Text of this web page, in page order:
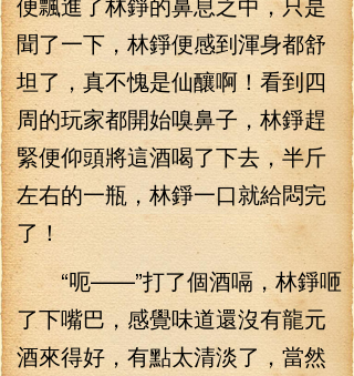
聞了一下，林錚便感到渾身都舒
坦了，真不愧是仙釀啊！看到四
周的玩家都開始嗅鼻子，林錚趕
緊便仰頭將這酒喝了下去，半斤
左右的一瓶，林錚一口就給悶完
了！
“呃——”打了個酒嗝，林錚咂
了下嘴巴，感覺味道還沒有龍元
酒來得好，有點太清淡了，當然